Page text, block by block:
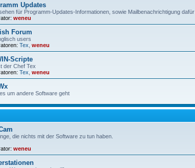
Updates
für Programm-Updates-Informationen, sowie Mailbenachrichtigung dafür
weneu
Forum
users
Tex weneu
Scripte
der Chef Tex
Tex weneu
um andere Software geht
die nichts mit der Software zu tun haben.
weneu